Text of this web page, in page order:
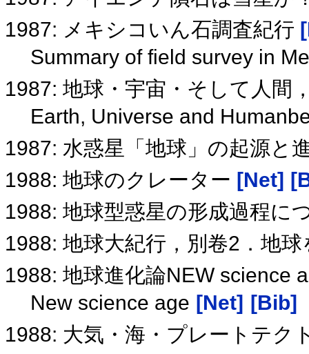
1987: メキシコいん石調査紀行
Summary of field survey in
1987: 地球・宇宙・そして人間
Earth, Universe and
1987: 水惑星「地球」の起源と
1988: 地球のクレーター [Net]
1988: 地球型惑星の形成過程に
1988: 地球大紀行，別卷2．地
1988: 地球進化論NEW science
New science age [Net] [Bib]
1988: 大気・海・プレートテク